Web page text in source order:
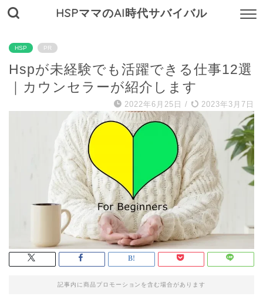
HSPママのAI時代サバイバル
HSP PR
Hspが未経験でも活躍できる仕事12選
｜カウンセラーが紹介します
2022年6月25日 / 2023年3月7日
記事内に商品プロモーションを含む場合があります